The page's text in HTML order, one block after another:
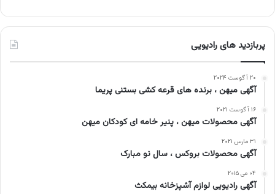
پربازدید های رادیویی
۲۰ آگوست ۲۰۲۴
آگهی میهن ، برنده های قرعه کشی بستنی پریما
۱۶ آگوست ۲۰۲۱
آگهی محصولات میهن ، پنیر خامه ای کودکان میهن
۳۱ مارس ۲۰۲۱
آگهی محصولات بروکس ، سال نو مبارک
۰۴ می ۲۰۱۵
آگهی رادیویی لوازم آشپزخانه بیمکث